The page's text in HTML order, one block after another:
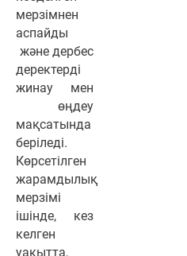
мерзімнен
аспайды
және дербес
деректерді
жинау мен
өңдеу
мақсатында
беріледі.
Көрсетілген
жарамдылық
мерзімі
ішінде, кез
келген
уақытта,